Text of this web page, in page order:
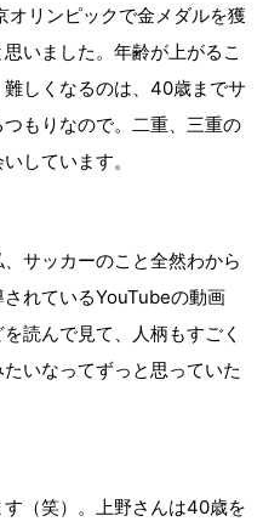
オリンピックで金メダルを獲
いました。年齢が上がるこ
しくなるのは、40歳までサ
もりなので。二重、三重の
しています。
サッカーのこと全然わから
れているYouTubeの動画
読んで見て、人柄もすごく
いなってずっと思っていた
（笑）。上野さんは40歳を